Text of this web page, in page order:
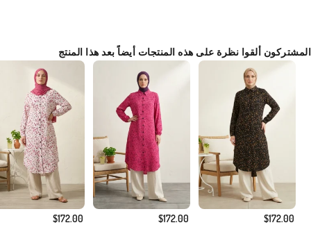
المشتركون ألقوا نظرة على هذه المنتجات أيضاً بعد هذا المنتج
$172.00
$172.00
$172.00